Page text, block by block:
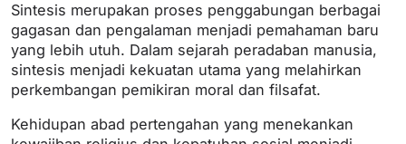
Sintesis merupakan proses penggabungan berbagai
gagasan dan pengalaman menjadi pemahaman baru
yang lebih utuh. Dalam sejarah peradaban manusia,
sintesis menjadi kekuatan utama yang melahirkan
perkembangan pemikiran moral dan filsafat.
Kehidupan abad pertengahan yang menekankan